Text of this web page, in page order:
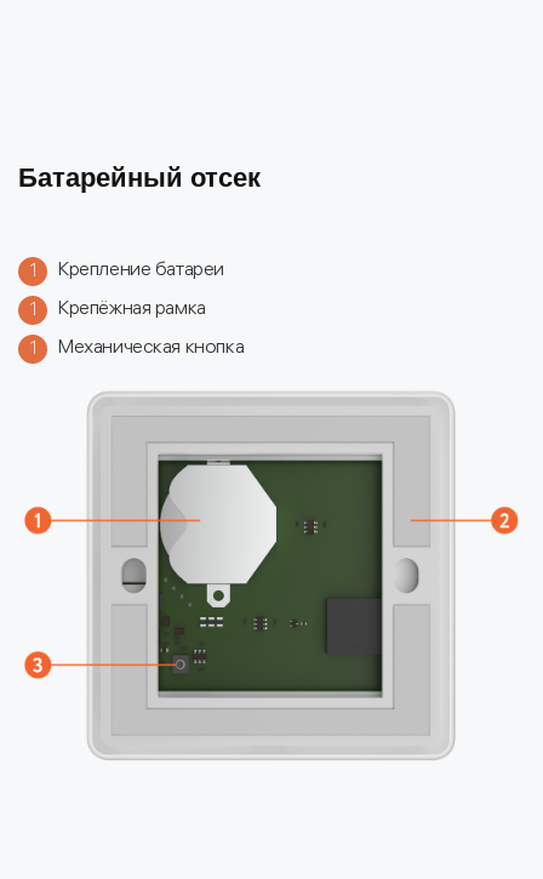
Батарейный отсек
1
Крепление батареи
1
Крепёжная рамка
1
Механическая кнопка